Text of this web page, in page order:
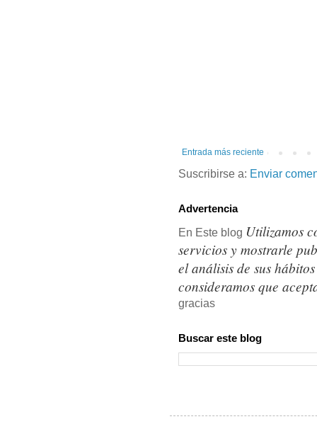
Entrada más reciente
Suscribirse a: Enviar
Advertencia
En Este blog Utilizamos
servicios y mostrarle
el análisis de sus
consideramos que
gracias
Buscar este blog